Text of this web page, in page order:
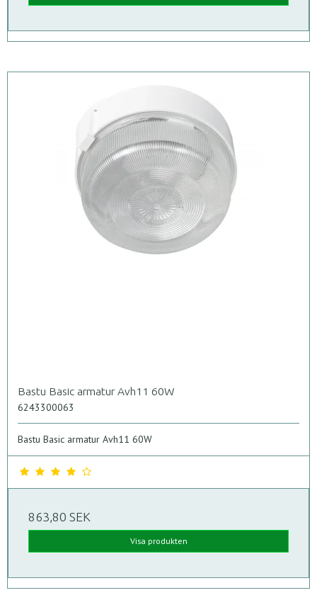
Bastu Basic armatur Avh11 60W
6243300063
Bastu Basic armatur Avh11 60W
863,80 SEK
Visa produkten